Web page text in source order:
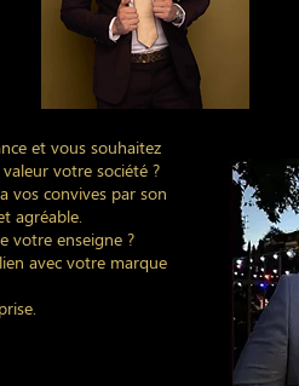
et vous souhaitez
votre société ?
vos convives par son
agréable.
votre enseigne ?
avec votre marque